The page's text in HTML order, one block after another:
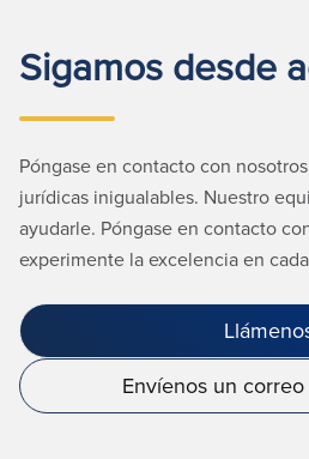
Sigamos desde
Póngase en contacto con
jurídicas inigualables. Nuestro
ayudarle. Póngase en contacto
experimente la excelencia en
Envíenos un